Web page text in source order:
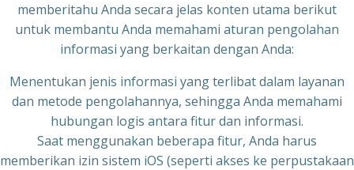
memberitahu Anda secara jelas konten utama berikut
untuk membantu Anda memahami aturan pengolahan
informasi yang berkaitan dengan Anda:
Menentukan jenis informasi yang terlibat dalam layanan
dan metode pengolahannya, sehingga Anda memahami
hubungan logis antara fitur dan informasi.
Saat menggunakan beberapa fitur, Anda harus
memberikan izin sistem iOS (seperti akses ke perpustakaan